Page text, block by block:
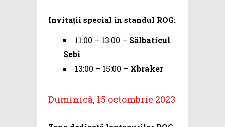
Invitații special în standul ROG:
11:00 – 13:00 – Sălbaticul
Sebi
13:00 – 15:00 – Xbraker
Duminică, 15 octombrie 2023